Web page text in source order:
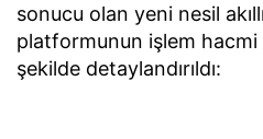
sonucu olan yeni nesil
platformunun işlem hacmi
şekilde detaylandırıldı: